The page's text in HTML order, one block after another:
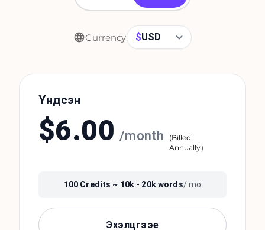
Currency $USD
Үндсэн
$6.00 /month (Billed
Annually)
100 Credits ~ 10k - 20kwords/ mo
Эхэлцгээе